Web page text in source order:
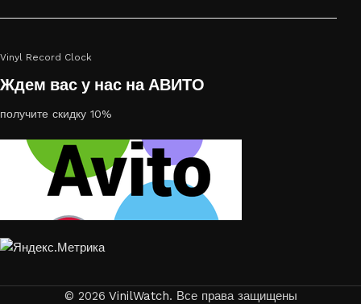
Vinyl Record Clock
Ждем вас у нас на АВИТО
получите скидку 10%
© 2026 VinilWatch. Все права защищены